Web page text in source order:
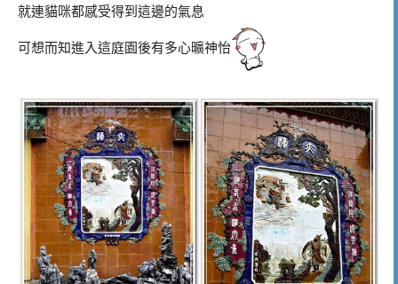
就連貓咪都感受得到這邊的氣息
可想而知進入這庭園後有多心曠神怡